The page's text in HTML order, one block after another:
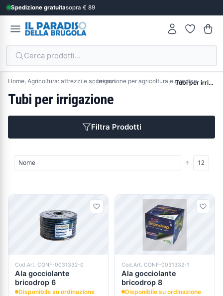
Spedizione gratuitasopra € 89
Cerca prodotti...
Home Agricoltura: attrezzi e accessoriIrrigazione per agricoltura e giardino Tubi per irrigazione
Tubi per irrigazione
Filtra Prodotti
Prodotti
Cod.Art. CONF-0031332-0
Ala gocciolante
bricodrop 6
Disponibile su ordinazione
Cod.Art. CONF-0031332-1
Ala gocciolante
bricodrop 8
Disponibile su ordinazione